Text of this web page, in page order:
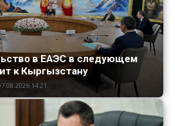
в ЕАЭС в следующем
к Кыргызстану
14:21